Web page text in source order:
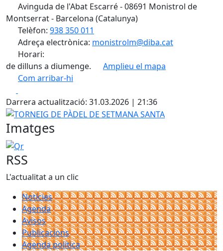
Avinguda de l'Abat Escarré - 08691 Monistrol de
Montserrat - Barcelona (Catalunya)
Telèfon: 938 350 011
Adreça electrònica: monistrolm@diba.cat
Horari:
de dilluns a diumenge.
Amplieu el mapa
Com arribar-hi
+
−
Darrera actualització: 31.03.2026 | 21:36
TORNEIG DE PÀDEL DE SETMANA SANTA
Imatges
Qr
RSS
L'actualitat a un clic
Notícies
Agenda
Avisos
Publicacions
Agenda política